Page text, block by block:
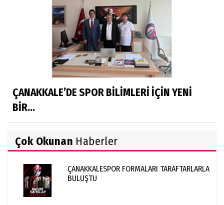
ÇANAKKALE’DE SPOR BİLİMLERİ İÇİN YENİ
BİR...
Çok Okunan Haberler
ÇANAKKALESPOR FORMALARI TARAFTARLARLA
BULUŞTU